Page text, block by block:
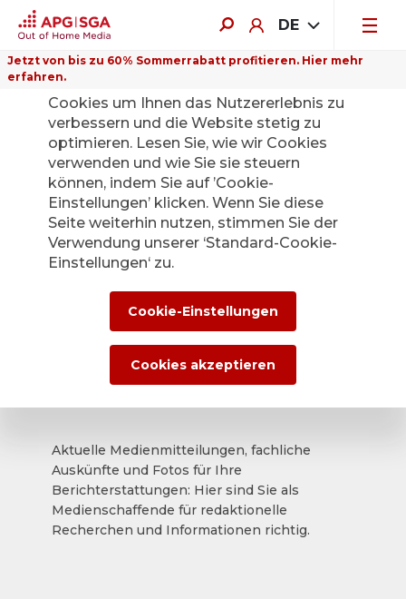
DE
Jetzt von bis zu 60% Sommerrabatt profitieren. Hier mehr
erfahren.
Zurück
Die APG|SGA
Medienstelle für
News und
Medienmitteilunge
Aktuelle Medienmitteilungen, fachliche
Auskünfte und Fotos für Ihre
Berichterstattungen: Hier sind Sie als
Medienschaffende für redaktionelle
Recherchen und Informationen richtig.
Auf dieser Website verwenden wir
Cookies um Ihnen das Nutzererlebnis zu
verbessern und die Website stetig zu
optimieren. Lesen Sie, wie wir Cookies
verwenden und wie Sie sie steuern
können, indem Sie auf ’Cookie-
Einstellungen’ klicken. Wenn Sie diese
Seite weiterhin nutzen, stimmen Sie der
Verwendung unserer ‘Standard-Cookie-
Einstellungen‘ zu.
Cookie-Einstellungen
Cookies akzeptieren